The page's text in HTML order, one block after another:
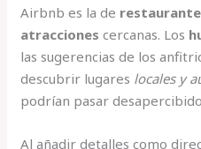
Airbnb es la de
atracciones cercanas. Los
las sugerencias de los
descubrir lugares locales y
podrían pasar
Al añadir detalles como